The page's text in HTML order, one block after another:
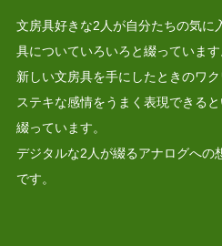
文房具好きな2人が自分たちの気に
具についていろいろと綴っています
新しい文房具を手にしたときのワ
ステキな感情をうまく表現できる
綴っています。
デジタルな2人が綴るアナログへの
です。